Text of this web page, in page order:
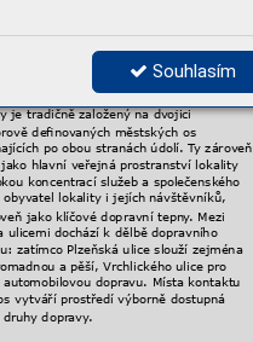
Souhlasím
veřejných prostranství
systém veřejných prostranství
je tradičně založený na dvojici
denovaných městských os
po obou stranách údolí. Ty zároveň
jako hlavní veřejná prostranství lokality
koncentrací služeb a společenského
obyvatel lokality i jejích návštěvníků,
jako klíčové dopravní tepny. Mezi
ulicemi dochází k dělbě dopravního
zatímco Plzeňská ulice slouží zejména
a pěší, Vrchlického ulice pro
automobilovou dopravu. Místa kontaktu
vytváří prostředí výborně dostupná
druhy dopravy.